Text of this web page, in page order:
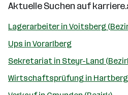
Aktuelle Suchen auf
Lagerarbeiter in Voitsberg
Ups in Vorarlberg
Sekretariat in Steyr-Land
Wirtschaftsprüfung in